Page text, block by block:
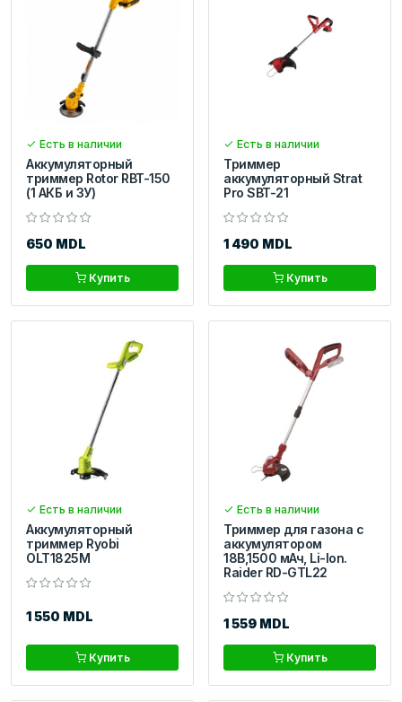
Есть в наличии
Аккумуляторный
триммер Rotor RBT-150
(1 АКБ и ЗУ)
650 MDL
Купить
Есть в наличии
Триммер
аккумуляторный Strat
Pro SBT-21
1 490 MDL
Купить
Есть в наличии
Аккумуляторный
триммер Ryobi
OLT1825M
1 550 MDL
Купить
Есть в наличии
Триммер для газона с
аккумулятором
18В,1500 мАч, Li-Ion.
Raider RD-GTL22
1 559 MDL
Купить